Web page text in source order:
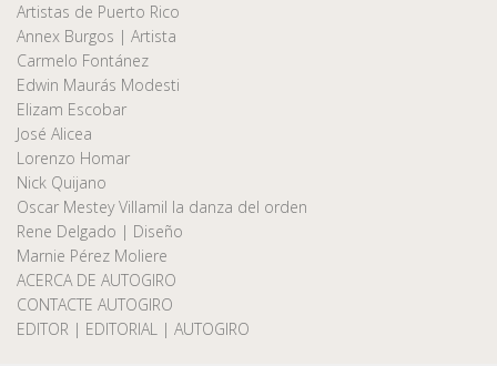
Artistas de Puerto Rico
Annex Burgos | Artista
Carmelo Fontánez
Edwin Maurás Modesti
Elizam Escobar
José Alicea
Lorenzo Homar
Nick Quijano
Oscar Mestey Villamil la danza del orden
Rene Delgado | Diseño
Marnie Pérez Moliere
ACERCA DE AUTOGIRO
CONTACTE AUTOGIRO
EDITOR | EDITORIAL | AUTOGIRO